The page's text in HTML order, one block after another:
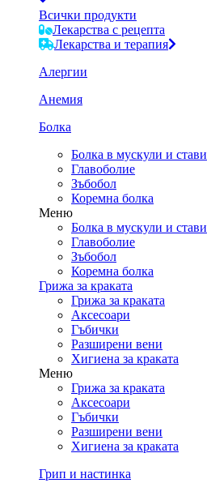
Всички продукти
Лекарства с рецепта
Лекарства и терапия
Алергии
Анемия
Болка
Болка в мускули и стави
Главоболие
Зъбобол
Коремна болка
Меню
Болка в мускули и стави
Главоболие
Зъбобол
Коремна болка
Грижа за краката
Грижа за краката
Аксесоари
Гъбички
Разширени вени
Хигиена за краката
Меню
Грижа за краката
Аксесоари
Гъбички
Разширени вени
Хигиена за краката
Грип и настинка